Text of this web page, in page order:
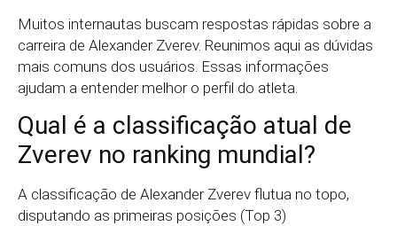
Muitos internautas buscam respostas rápidas sobre a
carreira de Alexander Zverev. Reunimos aqui as dúvidas
mais comuns dos usuários. Essas informações
ajudam a entender melhor o perfil do atleta.
Qual é a classificação atual de
Zverev no ranking mundial?
A classificação de Alexander Zverev flutua no topo,
disputando as primeiras posições (Top 3)